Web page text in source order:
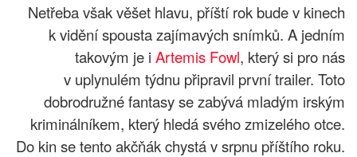
Netřeba však věšet hlavu, příští rok bude v kinech
k vidění spousta zajímavých snímků. A jedním
takovým je i Artemis Fowl, který si pro nás
v uplynulém týdnu připravil první trailer. Toto
dobrodružné fantasy se zabývá mladým irským
kriminálníkem, který hledá svého zmizelého otce.
Do kin se tento akčňák chystá v srpnu příštího roku.